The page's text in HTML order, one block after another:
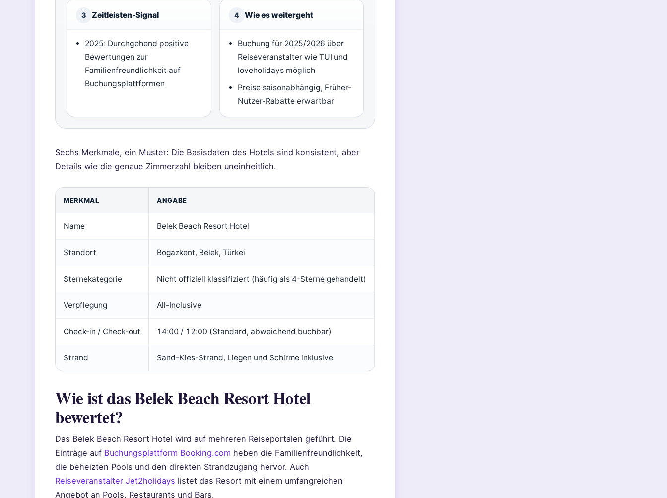
3 Zeitleisten-Signal
2025: Durchgehend positive
Bewertungen zur
Familienfreundlichkeit auf
Buchungsplattformen
4 Wie es weitergeht
Buchung für 2025/2026 über
Reiseveranstalter wie TUI und
loveholidays möglich
Preise saisonabhängig, Früher-
Nutzer-Rabatte erwartbar
Sechs Merkmale, ein Muster: Die Basisdaten des Hotels sind konsistent, aber
Details wie die genaue Zimmerzahl bleiben uneinheitlich.
MERKMAL ANGABE
Name Belek Beach Resort Hotel
Standort Bogazkent, Belek, Türkei
Sternekategorie Nicht offiziell klassifiziert (häufig als 4-Sterne gehandelt)
Verpflegung All-Inclusive
Check-in / Check-out 14:00 / 12:00 (Standard, abweichend buchbar)
Strand Sand-Kies-Strand, Liegen und Schirme inklusive
Wie ist das Belek Beach Resort Hotel
bewertet?
Das Belek Beach Resort Hotel wird auf mehreren Reiseportalen geführt. Die
Einträge auf Buchungsplattform Booking.com heben die Familienfreundlichkeit,
die beheizten Pools und den direkten Strandzugang hervor. Auch
Reiseveranstalter Jet2holidays listet das Resort mit einem umfangreichen
Angebot an Pools, Restaurants und Bars.